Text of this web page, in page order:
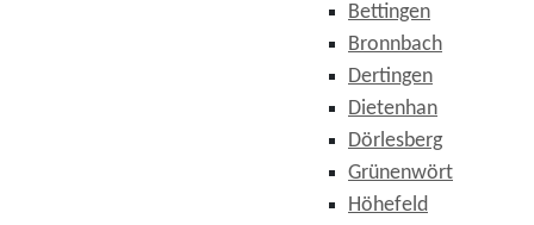
Bettingen
Bronnbach
Dertingen
Dietenhan
Dörlesberg
Grünenwört
Höhefeld